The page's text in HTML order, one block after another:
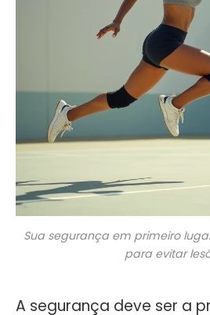
Sua segurança em primeiro
para evitar
A segurança deve ser a